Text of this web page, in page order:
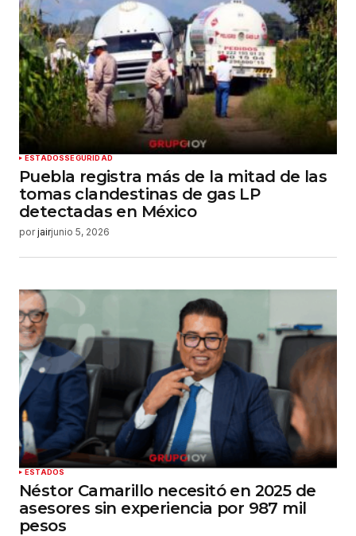
ESTADOSSEGURIDAD
Puebla registra más de la mitad de las
tomas clandestinas de gas LP
detectadas en México
por jairjunio 5, 2026
ESTADOS
Néstor Camarillo necesitó en 2025 de
asesores sin experiencia por 987 mil
pesos